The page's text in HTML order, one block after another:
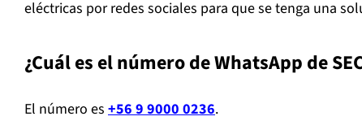
eléctricas por redes sociales para que se tenga una
¿Cuál es el número de WhatsApp de
El número es +56 9 9000 0236.